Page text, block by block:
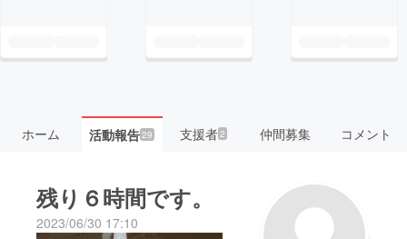
ホーム 活動報告29 支援者2 仲間募集 コメント
残り６時間です。
2023/06/30 17:10